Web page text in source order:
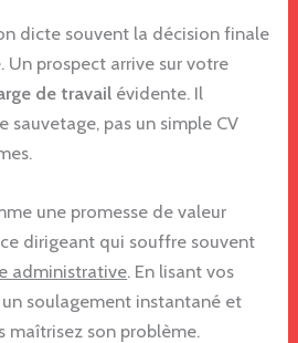
dicte souvent la décision finale
Un prospect arrive sur votre
de travail évidente. Il
sauvetage, pas un simple CV
une promesse de valeur
dirigeant qui souffre souvent
administrative. En lisant vos
soulagement instantané et
maîtrisez son problème.